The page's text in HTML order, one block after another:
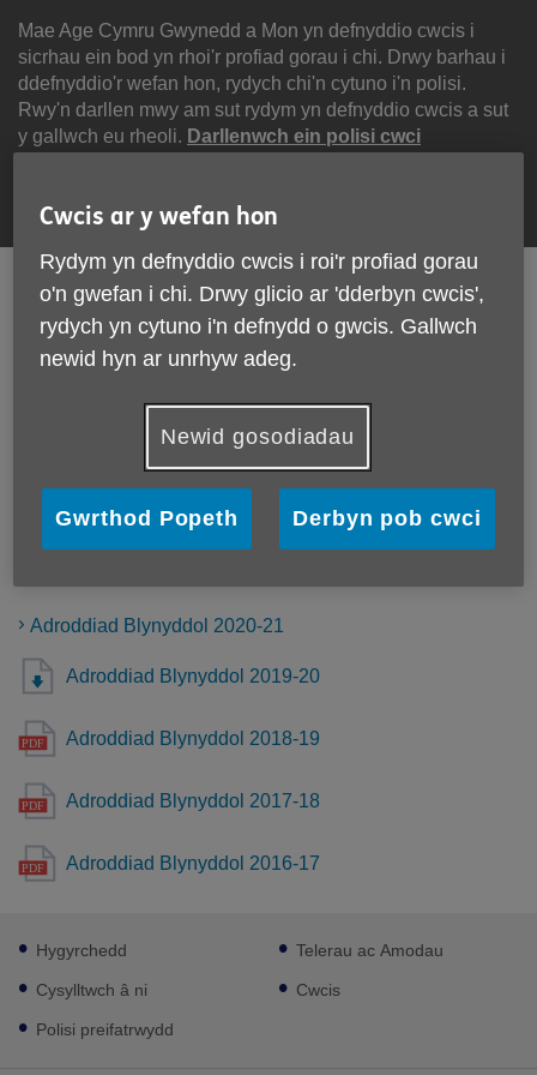
Mae Age Cymru Gwynedd a Mon yn defnyddio cwcis i
sicrhau ein bod yn rhoi'r profiad gorau i chi. Drwy barhau i
ddefnyddio'r wefan hon, rydych chi'n cytuno i'n polisi.
Rwy'n darllen mwy am sut rydym yn defnyddio cwcis a sut
y gallwch eu rheoli. Darllenwch ein polisi cwci
Parhau
cynnwys
English Cymraeg
Navigation
Cyfrannwch
Mwy o gysylltiadau
Adroddiad Blynyddol
Adroddiad Blynyddol 2020-21
Adroddiad Blynyddol 2019-20
Adroddiad Blynyddol 2018-19
Adroddiad Blynyddol 2017-18
Adroddiad Blynyddol 2016-17
Footer
sub
links
Hygyrchedd
Cysylltwch â ni
Polisi preifatrwydd
Telerau ac Amodau
Cwcis
Cwcis ar y wefan hon
Rydym yn defnyddio cwcis i roi'r profiad gorau
o'n gwefan i chi. Drwy glicio ar 'dderbyn cwcis',
rydych yn cytuno i'n defnydd o gwcis. Gallwch
newid hyn ar unrhyw adeg.
Newid gosodiadau
Gwrthod Popeth Derbyn pob cwci